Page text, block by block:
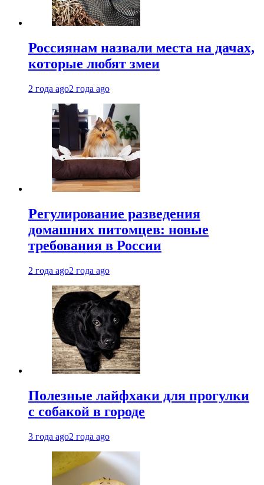
Россиянам назвали места на дачах,
которые любят змеи
2 года ago2 года ago
Регулирование разведения
домашних питомцев: новые
требования в России
2 года ago2 года ago
Полезные лайфхаки для прогулки
с собакой в городе
3 года ago2 года ago